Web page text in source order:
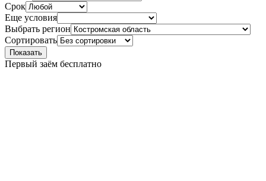
Срок
Еще условия
Выбрать регион
Сортировать
Показать
Первый заём бесплатно